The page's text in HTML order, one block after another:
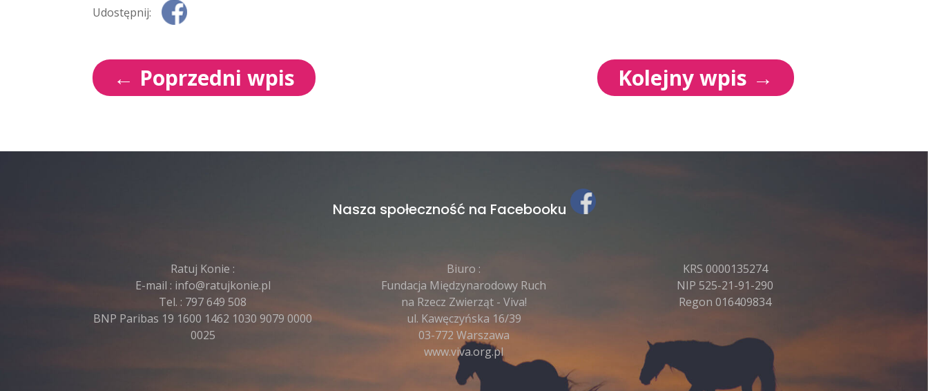
Udostępnij:
← Poprzedni wpis Kolejny wpis →
Nasza społeczność na Facebooku
Ratuj Konie :
E-mail : info@ratujkonie.pl
Tel. : 797 649 508
BNP Paribas 19 1600 1462 1030 9079 0000
0025
Biuro :
Fundacja Międzynarodowy Ruch
na Rzecz Zwierząt - Viva!
ul. Kawęczyńska 16/39
03-772 Warszawa
www.viva.org.pl
KRS 0000135274
NIP 525-21-91-290
Regon 016409834